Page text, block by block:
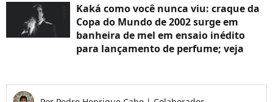
Kaká como você nunca viu: craque da
Copa do Mundo de 2002 surge em
banheira de mel em ensaio inédito
para lançamento de perfume; veja